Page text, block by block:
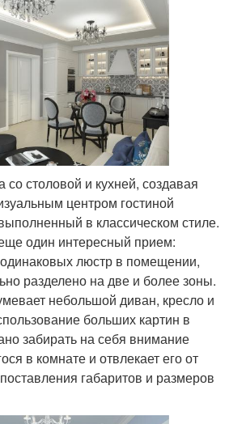
со столовой и кухней, создавая
центром гостиной
в классическом стиле.
один интересный прием:
люстр в помещении,
разделено на две и более зоны.
небольшой диван, кресло и
больших картин в
забирать на себя внимание
в комнате и отвлекает его от
габаритов и размеров